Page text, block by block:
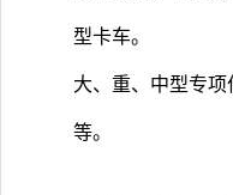
型卡车。
大、重、中型专
等。